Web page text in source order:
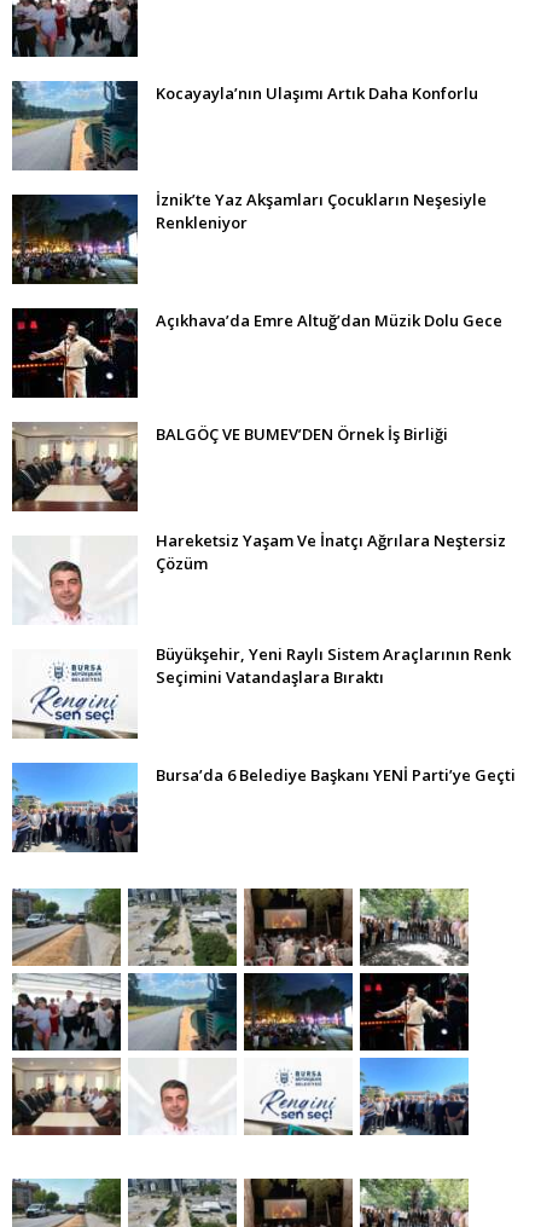
Kocayayla’nın Ulaşımı Artık Daha Konforlu
İznik’te Yaz Akşamları Çocukların Neşesiyle
Renkleniyor
Açıkhava’da Emre Altuğ’dan Müzik Dolu Gece
BALGÖÇ VE BUMEV’DEN Örnek İş Birliği
Hareketsiz Yaşam Ve İnatçı Ağrılara Neştersiz
Çözüm
Büyükşehir, Yeni Raylı Sistem Araçlarının Renk
Seçimini Vatandaşlara Bıraktı
Bursa’da 6 Belediye Başkanı YENİ Parti’ye Geçti